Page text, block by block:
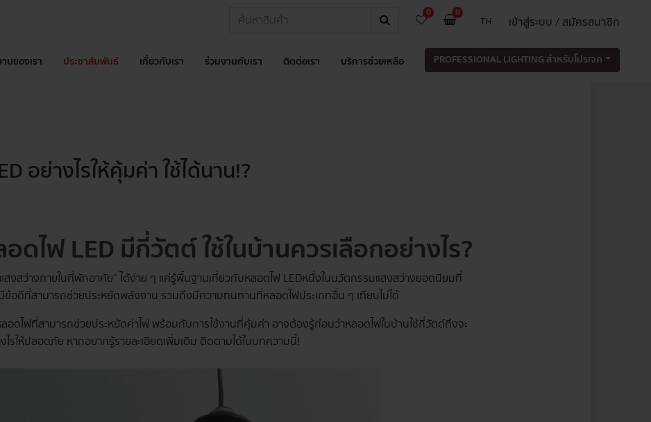
0 0
TH เข้าสู่ระบบ / สมัครสมาชิก
นของเรา ประชาสัมพันธ์ เกี่ยวกับเรา ร่วมงานกับเรา ติดต่อเรา บริการช่วยเหลือ PROFESSIONAL LIGHTING สำหรับโปรเจค
อย่างไรให้คุ้มค่า ใช้ได้นาน!?
ดไฟ LED มีกี่วัตต์ ใช้ในบ้านควรเลือกอย่างไร?
งสว่างภายในที่พักอาศัย” ได้ง่าย ๆ แค่รู้พื้นฐานเกี่ยวกับหลอดไฟ LED หนึ่งในนวัตกรรมแสงสว่างยอดนิยมที่
ข้อดีที่สามารถช่วยประหยัดพลังงาน รวมถึงมีความทนทานที่หลอดไฟประเภทอื่น ๆ เทียบไม่ได้
อดไฟที่สามารถช่วยประหยัดค่าไฟ พร้อมกับการใช้งานที่คุ้มค่า อาจต้องรู้ก่อนว่าหลอดไฟในบ้านใช้กี่วัตต์ถึงจะ
ไรให้ปลอดภัย หากอยากรู้รายละเอียดเพิ่มเติม ติดตามได้ในบทความนี้!